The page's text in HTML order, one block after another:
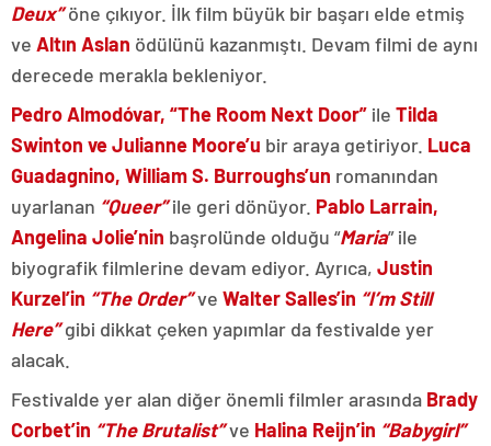
Deux” öne çıkıyor. İlk film büyük bir başarı elde etmiş
ve Altın Aslan ödülünü kazanmıştı. Devam filmi de aynı
derecede merakla bekleniyor.
Pedro Almodóvar, “The Room Next Door” ile Tilda
Swinton ve Julianne Moore’u bir araya getiriyor. Luca
Guadagnino, William S. Burroughs’un romanından
uyarlanan “Queer”ile geri dönüyor. Pablo Larrain,
Angelina Jolie’nin başrolünde olduğu “Maria” ile
biyografik filmlerine devam ediyor. Ayrıca, Justin
Kurzel’in “The Order”ve Walter Salles’in “I’m Still
Here”gibi dikkat çeken yapımlar da festivalde yer
alacak.
Festivalde yer alan diğer önemli filmler arasında Brady
Corbet’in “The Brutalist”ve Halina Reijn’in “Babygirl”